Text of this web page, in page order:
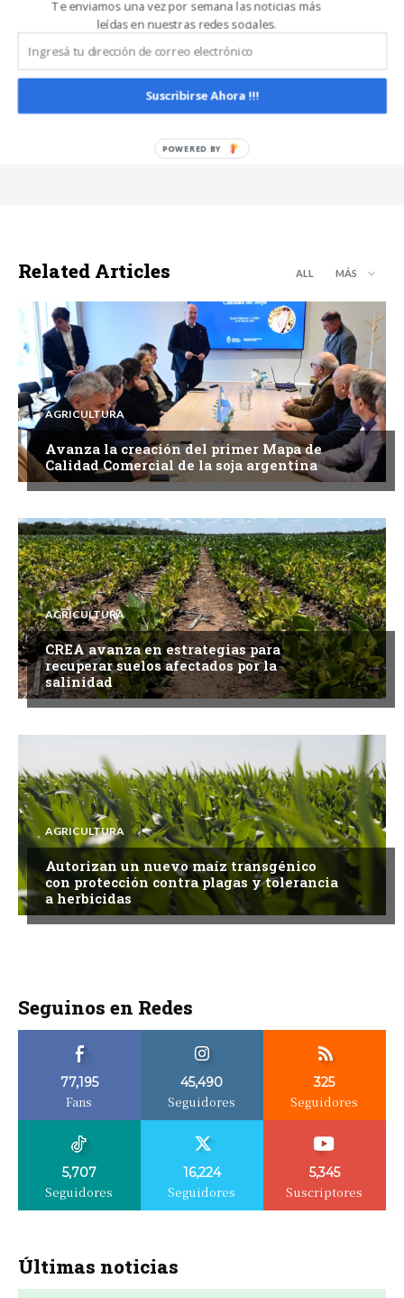
Noticias De Campo
https://www.noticiasdecampo.com/
Todas las Noticias de Campo en un sólo lugar.
Related Articles ALL MÁS
AGRICULTURA
Avanza la creación del primer Mapa de
Calidad Comercial de la soja argentina
AGRICULTURA
CREA avanza en estrategias para
recuperar suelos afectados por la
salinidad
AGRICULTURA
Autorizan un nuevo maíz transgénico
con protección contra plagas y tolerancia
a herbicidas
Seguinos en Redes
77,195
Fans
45,490
Seguidores
325
Seguidores
5,707
Seguidores
16,224
Seguidores
5,345
Suscriptores
Últimas noticias
Te enviamos una vez por semana las noticias más
leídas en nuestras redes sociales.
Suscribirse Ahora !!!